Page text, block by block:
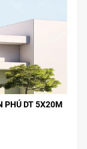
PHÚ DT 5X20M